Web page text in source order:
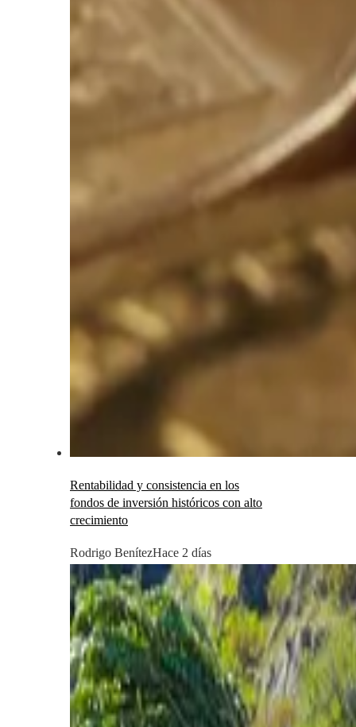
Rentabilidad y consistencia en los
fondos de inversión históricos con alto
crecimiento
Rodrigo BenítezHace 2 días